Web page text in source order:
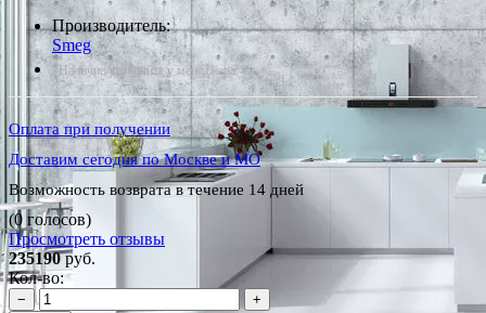
Производитель:
Smeg
*Наличие уточняйте у менеджера
Оплата при получении
Доставим сегодня по Москве и МО
Возможность возврата в течение 14 дней
(0 голосов)
Просмотреть отзывы
235190руб.
Кол-во:
−
+